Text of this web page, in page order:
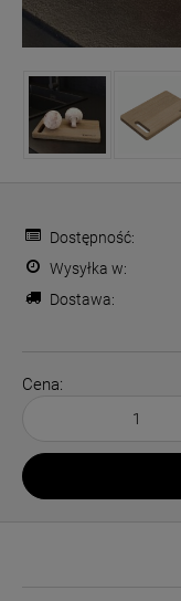
Dostępność:
Wysyłka w:
Dostawa:
Cena nie zawiera
Cena: